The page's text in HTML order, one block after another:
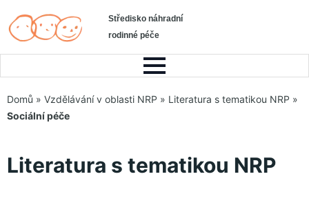
Středisko náhradní
rodinné péče
Domů » Vzdělávání v oblasti NRP » Literatura s tematikou NRP »
Sociální péče
Literatura s tematikou NRP